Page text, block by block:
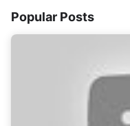
Popular Posts